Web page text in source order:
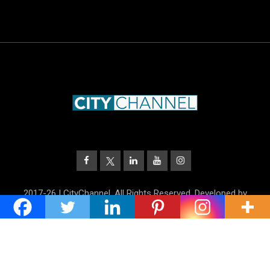
2017-26 | CityChannel. All Rights Reserved. Developed by
UnitrustMedia